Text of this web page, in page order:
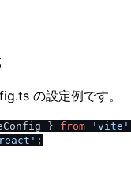
の設定例です。
} from
'vite'